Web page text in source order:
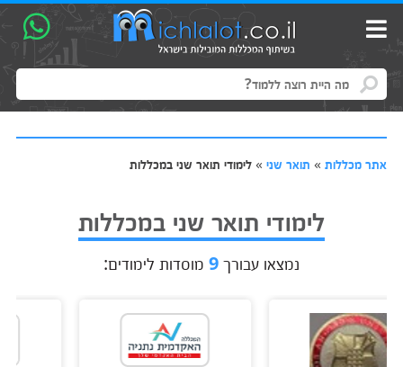
אתר מכללות» תואר שני» לימודי תואר שני במכללות
לימודי תואר שני במכללות
נמצאו עבורך9 מוסדות לימודים: